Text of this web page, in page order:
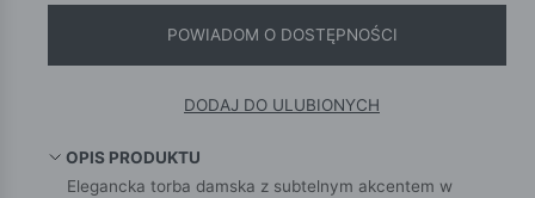
POWIADOM O DOSTĘPNOŚCI
DODAJ DO ULUBIONYCH
OPIS PRODUKTU
Elegancka torba damska z subtelnym akcentem w